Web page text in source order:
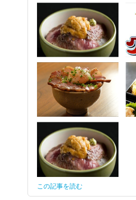
この記事を読む